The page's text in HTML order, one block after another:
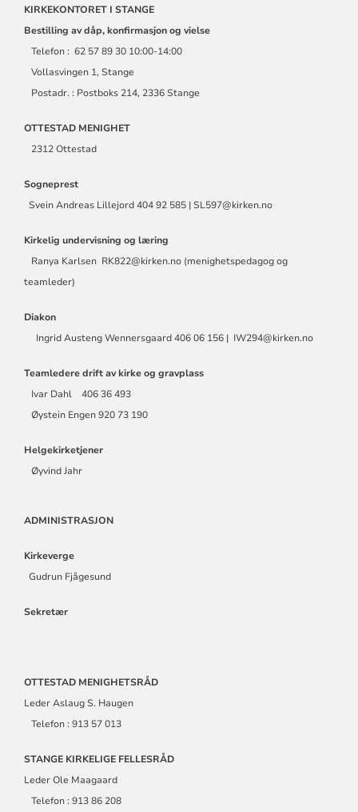
KIRKEKONTORET I STANGE
Bestilling av dåp, konfirmasjon og vielse
Telefon : 62 57 89 30 10:00-14:00
Vollasvingen 1, Stange
Postadr. : Postboks 214, 2336 Stange
OTTESTAD MENIGHET
2312 Ottestad
Sogneprest
Svein Andreas Lillejord 404 92 585 | SL597@kirken.no
Kirkelig undervisning og læring
Ranya Karlsen RK822@kirken.no (menighetspedagog og
teamleder)
Diakon
Ingrid Austeng Wennersgaard 406 06 156 | IW294@kirken.no
Teamledere drift av kirke og gravplass
Ivar Dahl 406 36 493
Øystein Engen 920 73 190
Helgekirketjener
Øyvind Jahr
ADMINISTRASJON
Kirkeverge
Gudrun Fjågesund
Sekretær
OTTESTAD MENIGHETSRÅD
Leder Aslaug S. Haugen
Telefon : 913 57 013
STANGE KIRKELIGE FELLESRÅD
Leder Ole Maagaard
Telefon : 913 86 208